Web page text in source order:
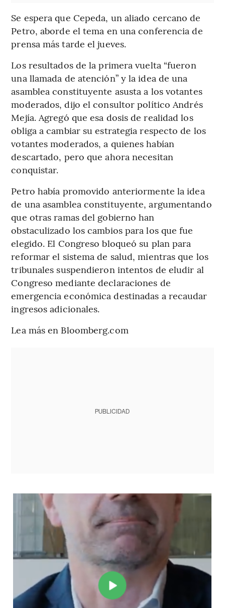
Se espera que Cepeda, un aliado cercano de
Petro, aborde el tema en una conferencia de
prensa más tarde el jueves.
Los resultados de la primera vuelta “fueron
una llamada de atención” y la idea de una
asamblea constituyente asusta a los votantes
moderados, dijo el consultor político Andrés
Mejía. Agregó que esa dosis de realidad los
obliga a cambiar su estrategia respecto de los
votantes moderados, a quienes habían
descartado, pero que ahora necesitan
conquistar.
Petro había promovido anteriormente la idea
de una asamblea constituyente, argumentando
que otras ramas del gobierno han
obstaculizado los cambios para los que fue
elegido. El Congreso bloqueó su plan para
reformar el sistema de salud, mientras que los
tribunales suspendieron intentos de eludir al
Congreso mediante declaraciones de
emergencia económica destinadas a recaudar
ingresos adicionales.
Lea más en Bloomberg.com
PUBLICIDAD